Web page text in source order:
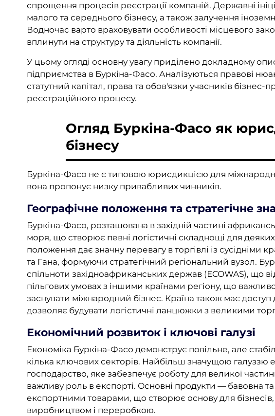
спрощення процесів реєстрації компаній. Державні
малого та середнього бізнесу, а також залучення
Водночас варто враховувати особливості місцевого
вплинути на структуру та діяльність компанії.
У цьому огляді основну увагу приділено докладному
підприємства в Буркіна-Фасо. Аналізуються правові
статутний капітал, права та обов'язки учасників бізнес-
реєстраційного процесу.
Огляд Буркіна-Фасо як
бізнесу
Буркіна-Фасо не є типовою юрисдикцією для
вона пропонує низку привабливих чинників.
Географічне положення та стратегічне
Буркіна-Фасо, розташована в західній частині
моря, що створює певні логістичні складнощі для деяких
положення дає значну перевагу в торгівлі із сусідніми
та Гана, формуючи стратегічний регіональний вузол.
спільноти західноафриканських держав (ECOWAS), що
пільгових умовах з іншими країнами регіону, що
заснувати міжнародний бізнес. Країна також має
дозволяє будувати логістичні ланцюжки з великими
Економічний розвиток і ключові галузі
Економіка Буркіна-Фасо демонструє повільне, але
кілька ключових секторів. Найбільш значущою галуззю
господарство, яке забезпечує роботу для великої
важливу роль в експорті. Основні продукти — бавовна
експортними товарами, що створює основу для
виробництвом і переробкою.